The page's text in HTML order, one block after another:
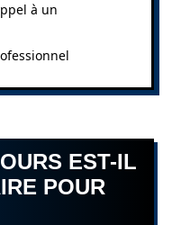
à un
EST-IL
POUR